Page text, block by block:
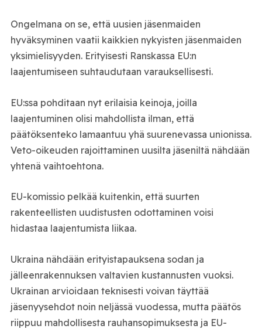
Ongelmana on se, että uusien jäsenmaiden
hyväksyminen vaatii kaikkien nykyisten jäsenmaiden
yksimielisyyden. Erityisesti Ranskassa EU:n
laajentumiseen suhtaudutaan varauksellisesti.
EU:ssa pohditaan nyt erilaisia keinoja, joilla
laajentuminen olisi mahdollista ilman, että
päätöksenteko lamaantuu yhä suurenevassa unionissa.
Veto-oikeuden rajoittaminen uusilta jäseniltä nähdään
yhtenä vaihtoehtona.
EU-komissio pelkää kuitenkin, että suurten
rakenteellisten uudistusten odottaminen voisi
hidastaa laajentumista liikaa.
Ukraina nähdään erityistapauksena sodan ja
jälleenrakennuksen valtavien kustannusten vuoksi.
Ukrainan arvioidaan teknisesti voivan täyttää
jäsenyysehdot noin neljässä vuodessa, mutta päätös
riippuu mahdollisesta rauhansopimuksesta ja EU-